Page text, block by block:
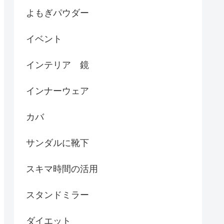
よもぎパウダー
イベント
インテリア 鏡
インナーウェア
カバ
サンダルに靴下
スキマ時間の活用
スタンドミラー
ダイエット